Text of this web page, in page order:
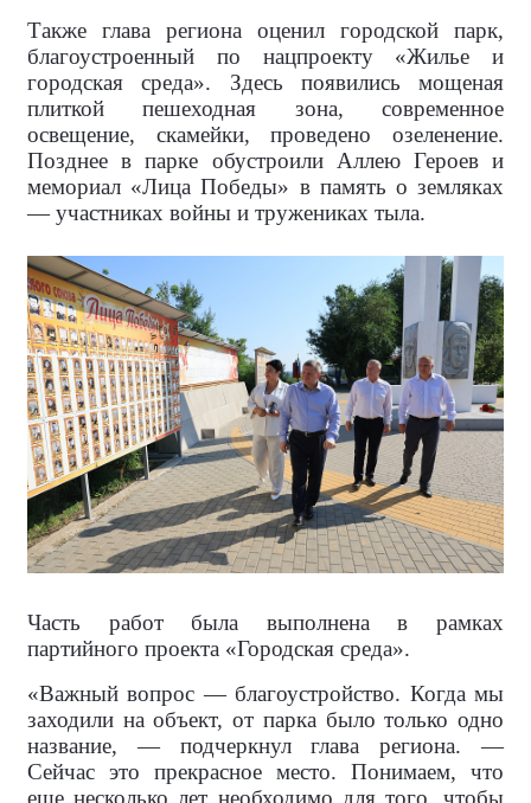
Также глава региона оценил городской парк,
благоустроенный по нацпроекту «Жилье и
городская среда». Здесь появились мощеная
плиткой пешеходная зона, современное
освещение, скамейки, проведено озеленение.
Позднее в парке обустроили Аллею Героев и
мемориал «Лица Победы» в память о земляках
— участниках войны и тружениках тыла.
Часть работ была выполнена в рамках
партийного проекта «Городская среда».
«Важный вопрос — благоустройство. Когда мы
заходили на объект, от парка было только одно
название, — подчеркнул глава региона. —
Сейчас это прекрасное место. Понимаем, что
еще несколько лет необходимо для того, чтобы